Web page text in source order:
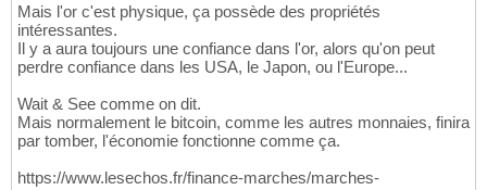
Mais l'or c'est physique, ça possède des propriétés
intéressantes.
Il y a aura toujours une confiance dans l'or, alors qu'on peut
perdre confiance dans les USA, le Japon, ou l'Europe...
Wait & See comme on dit.
Mais normalement le bitcoin, comme les autres monnaies, finira
par tomber, l'économie fonctionne comme ça.
https://www.lesechos.fr/finance-marches/marches-